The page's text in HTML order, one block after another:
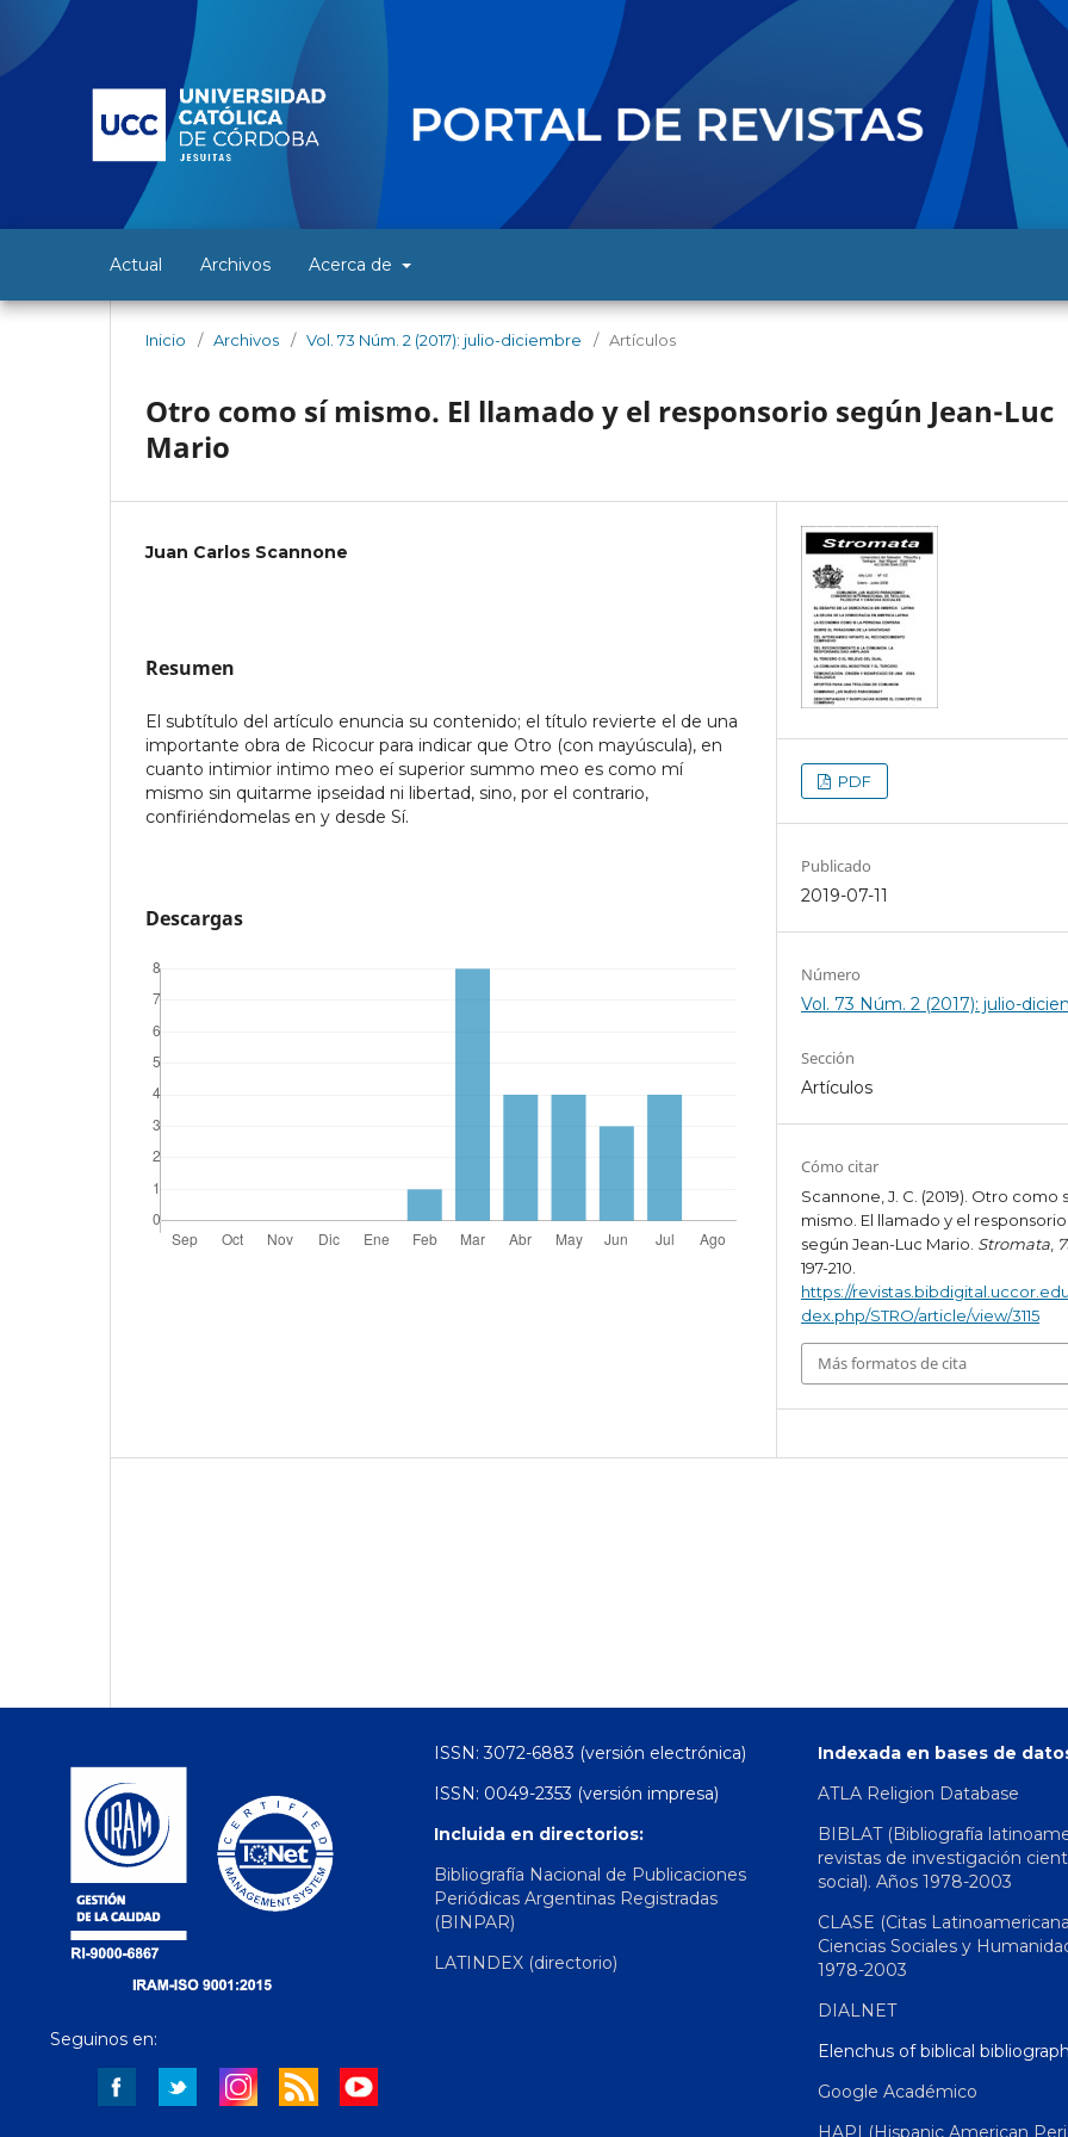
Actual Archivos Acerca de
Inicio / Archivos / Vol. 73 Núm. 2 (2017): julio-diciembre / Artículos
Otro como sí mismo. El llamado y el responsorio según Jean-Luc
Mario
Juan Carlos Scannone
Resumen
El subtítulo del artículo enuncia su contenido; el título revierte el de una
importante obra de Ricocur para indicar que Otro (con mayúscula), en
cuanto intimior intimo meo eí superior summo meo es como mí
mismo sin quitarme ipseidad ni libertad, sino, por el contrario,
confiriéndomelas en y desde Sí.
Descargas
PDF
Publicado
2019-07-11
Número
Vol. 73 Núm. 2 (2017): julio-
Sección
Artículos
Cómo citar
Scannone, J. C. (2019). Otro como
mismo. El llamado y el responsorio
según Jean-Luc Mario. Stromata
197-210.
https://
dex.php/STRO/article/view/3115
Más formatos de cita
Seguinos en:
ISSN: 3072-6883 (versión electrónica)
ISSN: 0049-2353 (versión impresa)
Incluida en directorios:
Bibliografía Nacional de Publicaciones
Periódicas Argentinas Registradas
(BINPAR)
LATINDEX (directorio)
Indexada en bases de
ATLA Religion Database
BIBLAT (Bibliografía
revistas de investigación
social). Años 1978-2003
CLASE (Citas
Ciencias Sociales y
1978-2003
DIALNET
Elenchus of biblical
Google Académico
HAPI (Hispanic American